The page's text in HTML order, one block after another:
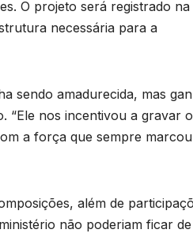
O projeto será registrado na
necessária para a
sendo amadurecida, mas
“Ele nos incentivou a gravar o
a força que sempre
além de
não poderiam ficar